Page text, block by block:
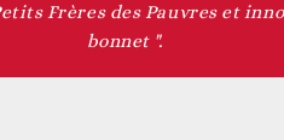
Nos
aux droits
Frères des Pauvres et
bonnet ".